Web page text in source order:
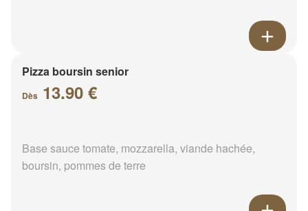
Pizza boursin senior
Dès 13.90 €
Base sauce tomate, mozzarella, viande hachée,
boursin, pommes de terre